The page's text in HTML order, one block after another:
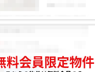
料会員限定物件